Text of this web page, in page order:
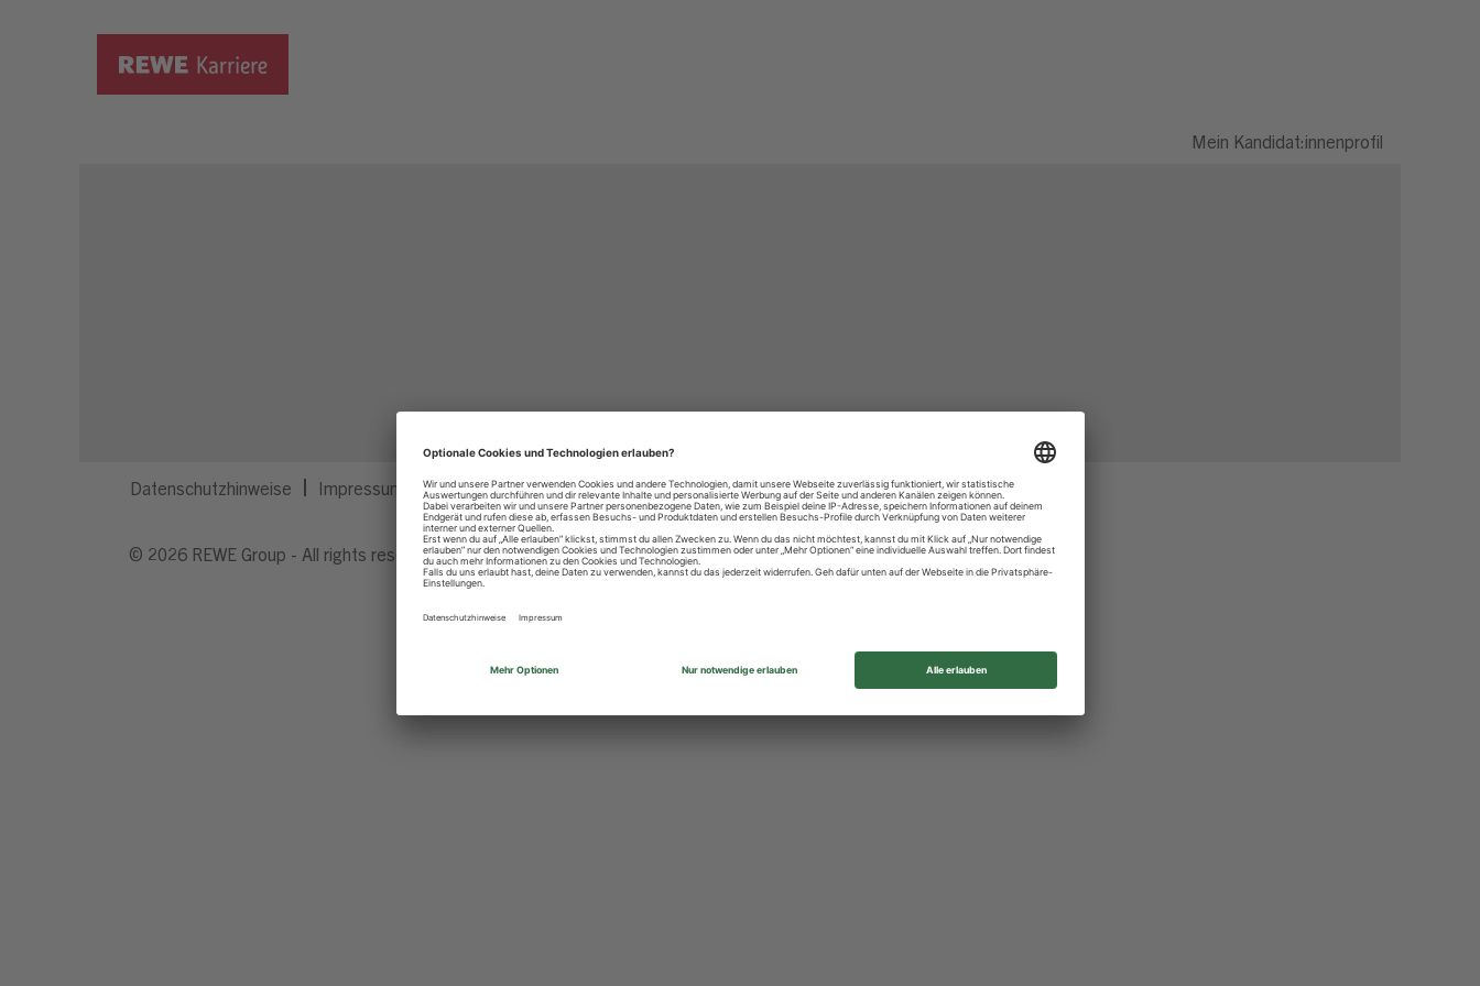
Mein Kandidat:innenprofil
Datenschutzhinweise Impressum Privatsphäre-Einstellungen
© 2026 REWE Group - All rights reserved